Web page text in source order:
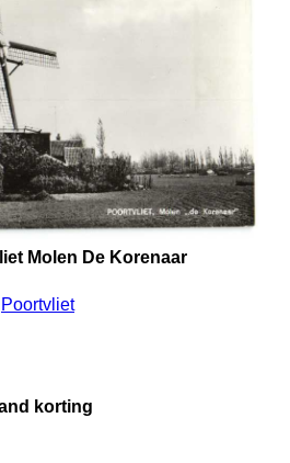
Molen De Korenaar
Poortvliet
korting